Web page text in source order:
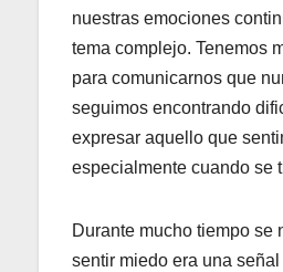
nuestras emociones
tema complejo. Tenemos
para comunicarnos que
seguimos encontrando
expresar aquello que
especialmente cuando se
Durante mucho tiempo se
sentir miedo era una